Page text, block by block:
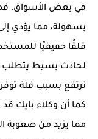
في بعض الأسواق، قد
بسهولة، مما يؤدي
قلقًا حقيقيًا
لحادث بسيط يتطلب
ترتفع بسبب قلة
كما أن وكلاء بايك
مما يزيد من صعوبة